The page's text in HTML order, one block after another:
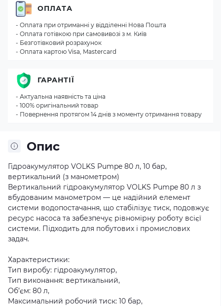
Опис
Гідроакумулятор VOLKS Pumpe 80 л, 10 бар,
вертикальний (з манометром)
Вертикальний гідроакумулятор VOLKS Pumpe 80 л з
вбудованим манометром — це надійний елемент
системи водопостачання, що стабілізує тиск, подовжує
ресурс насоса та забезпечує рівномірну роботу всієї
системи. Підходить для побутових і промислових
задач.
Характеристики:
Тип виробу: гідроакумулятор,
Тип виконання: вертикальний,
Об’єм: 80 л,
Максимальний робочий тиск: 10 бар,
ОПЛАТА
- Оплата при отриманні у відділенні Нова Пошта
- Оплата готівкою при самовивозі з м. Київ
- Безготівковий розрахунок
- Оплата картою Visa, Mastercard
ГАРАНТІЇ
- Актуальна наявність та ціна
- 100% оригінальний товар
- Повернення протягом 14 днів з моменту отримання товару